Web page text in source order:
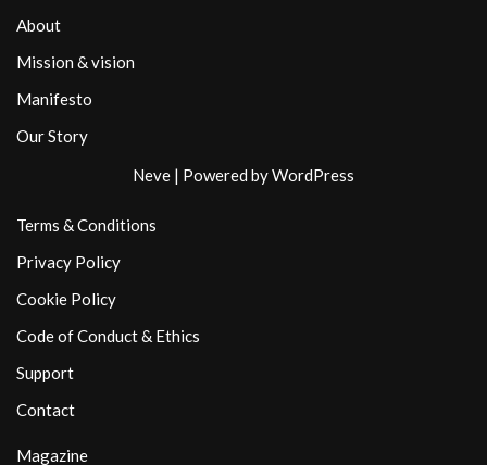
About
Mission & vision
Manifesto
Our Story
Neve | Powered byWordPress
Terms & Conditions
Privacy Policy
Cookie Policy
Code of Conduct & Ethics
Support
Contact
Magazine